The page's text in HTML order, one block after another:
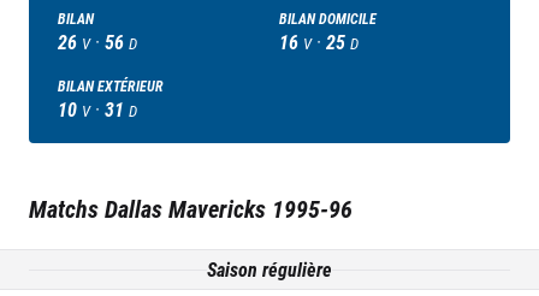
BILAN
26 V · 56 D
BILAN DOMICILE
16 V · 25 D
BILAN EXTÉRIEUR
10 V · 31 D
MatchsDallas Mavericks 1995-96
Saison régulière